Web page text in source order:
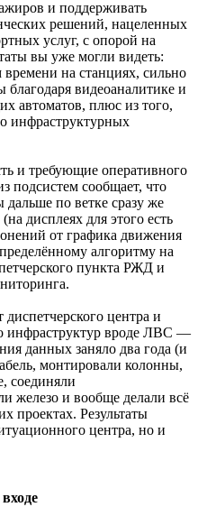
и поддерживать
решений, нацеленных
услуг, с опорой на
вы уже могли видеть:
времени на станциях, сильно
видеоаналитике и
автоматов, плюс из того,
инфраструктурных
и требующие оперативного
подсистем сообщает, что
дальше по ветке сразу же
дисплеях для этого есть
от графика движения
алгоритму на
пункта РЖД и
центра и
инфраструктур вроде ЛВС —
данных заняло два года (и
монтировали колонны,
соединяли
железо и вообще делали всё
проектах. Результаты
центра, но и